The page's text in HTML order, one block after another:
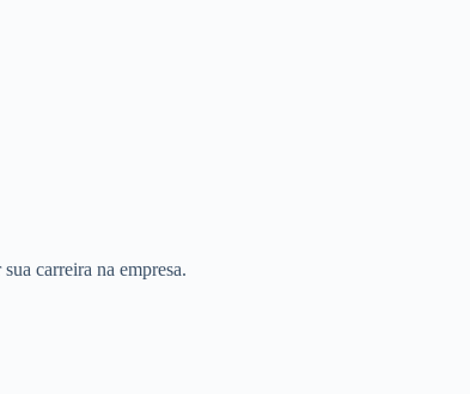
carreira na empresa.